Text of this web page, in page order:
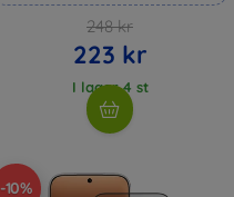
248 kr
223 kr
I lager 4 st
-10%